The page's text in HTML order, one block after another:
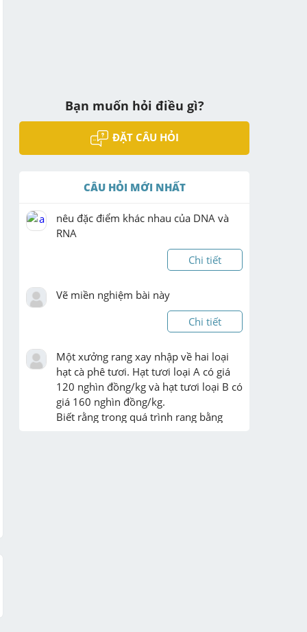
Bạn muốn hỏi điều gì?
ĐẶT CÂU HỎI
CÂU HỎI MỚI NHẤT
nêu đặc điểm khác nhau của DNA và
RNA
Chi tiết
Vẽ miền nghiệm bài này
Chi tiết
Một xưởng rang xay nhập về hai loại
hạt cà phê tươi. Hạt tươi loại A có giá
120 nghìn đồng/kg và hạt tươi loại B có
giá 160 nghìn đồng/kg.
Biết rằng trong quá trình rang bằng